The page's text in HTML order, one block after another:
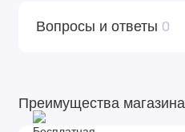
Вопросы и ответы 0
Преимущества магазина